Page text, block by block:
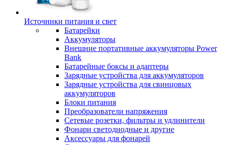
Источники питания и свет
Батарейки
Аккумуляторы
Внешние портативные аккумуляторы Power
Bank
Батарейные боксы и адаптеры
Зарядные устройства для аккумуляторов
Зарядные устройства для свинцовых
аккумуляторов
Блоки питания
Преобразователи напряжения
Сетевые розетки, фильтры и удлинители
Фонари светодиодные и другие
Аксессуары для фонарей